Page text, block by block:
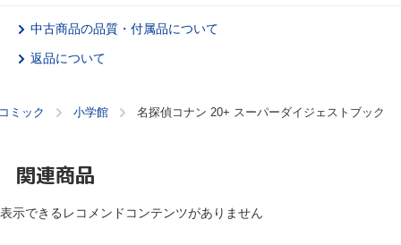
中古商品の品質・付属品について
返品について
ミック 小学館 名探偵コナン 20+ スーパーダイジェストブック
関連商品
表示できるレコメンドコンテンツがありません